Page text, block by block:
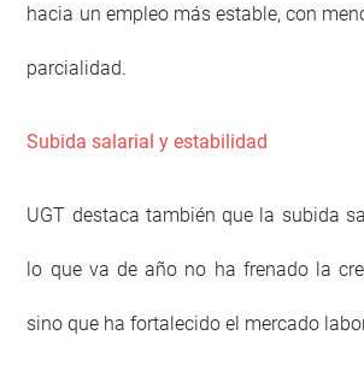
hacia un empleo más estable, con
parcialidad.
Subida salarial y estabilidad
UGT destaca también que la subida
lo que va de año no ha frenado la
sino que ha fortalecido el mercado